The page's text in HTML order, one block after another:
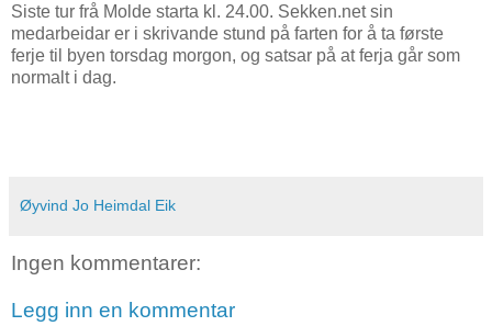
Siste tur frå Molde starta kl. 24.00. Sekken.net sin
medarbeidar er i skrivande stund på farten for å ta første
ferje til byen torsdag morgon, og satsar på at ferja går som
normalt i dag.
Øyvind Jo Heimdal Eik
Ingen kommentarer:
Legg inn en kommentar